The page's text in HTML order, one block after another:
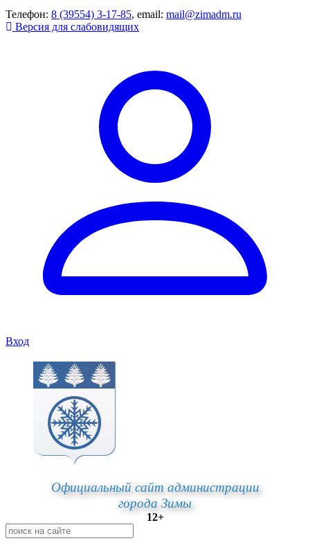
Телефон: 8 (39554) 3-17-85, email: mail@zimadm.ru
Версия для слабовидящих
Вход
Официальный сайт администрации
города Зимы
12+